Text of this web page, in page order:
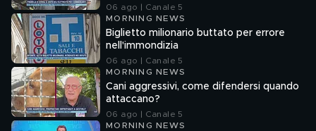
06 ago | Canale 5
MORNING NEWS
Biglietto milionario buttato per errore
nell'immondizia
06 ago | Canale 5
MORNING NEWS
Cani aggressivi, come difendersi quando
attaccano?
06 ago | Canale 5
MORNING NEWS